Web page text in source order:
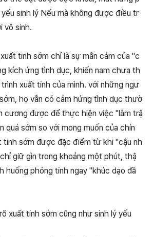
sinh lý Nếu mà không được điều tr
vô sinh.
tinh sớm chỉ là sự mẫn cảm của "c
kích ứng tình dục, khiến nam chưa th
xuất tinh của mình. với những ngư
họ vẫn có cảm hứng tình dục thườ
cương được để thực hiện việc "lâm trậ
quá sớm so với mong muốn của chín
tinh sớm được đặc điểm từ khi "cậu nh
giữ gìn trong khoảng một phút, thậ
huống phóng tinh ngay "khúc dạo đầ
xuất tinh sớm cũng như sinh lý yếu